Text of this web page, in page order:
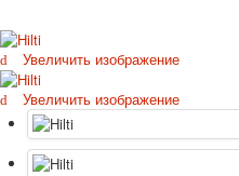
Увеличить изображение
Увеличить изображение